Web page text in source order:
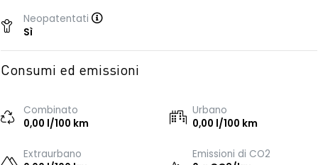
Neopatentati
Sì
Consumi ed emissioni
Combinato
0,00 l/100 km
Urbano
0,00 l/100 km
Extraurbano
Emissioni di CO2